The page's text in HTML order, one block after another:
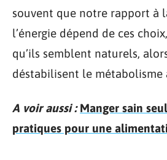
souvent que notre rapport à
l’énergie dépend de ces
qu’ils semblent naturels,
déstabilisent le métabolisme
A voir aussi : Manger sain
pratiques pour une